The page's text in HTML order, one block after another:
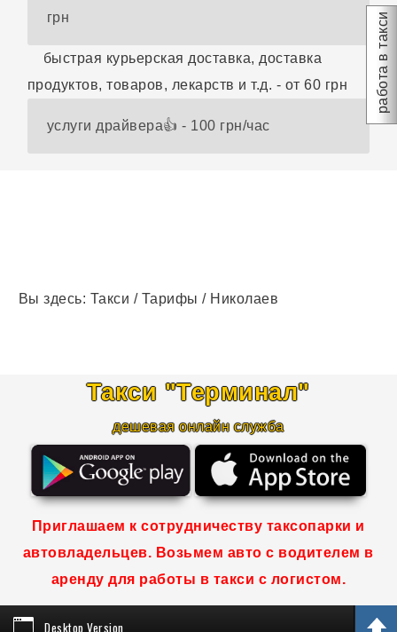
работа в такси
грн
быстрая курьерская доставка, доставка
продуктов, товаров, лекарств и т.д. - от 60 грн
услуги драйвера👍 - 100 грн/час
Вы здесь: Такси / Тарифы / Николаев
Такси "Терминал"
дешевая онлайн служба
Приглашаем к сотрудничеству таксопарки и
автовладельцев. Возьмем авто с водителем в
аренду для работы в такси с логистом.
Desktop Version